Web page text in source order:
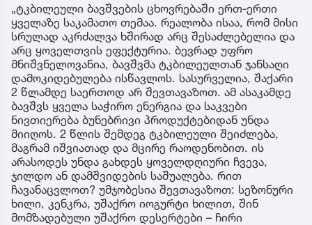
„ტკბილეული ბავშვების ცხოვრებაში ერთ-ერთი
ყველაზე საკამათო თემაა. რეალობა ისაა, რომ მისი
სრულად აკრძალვა ხშირად არც შესაძლებელია და
არც ყოველთვის ეფექტურია. ბევრად უფრო
მნიშვნელოვანია, ბავშვმა ტკბილეულთან ჯანსაღი
დამოკიდებულება ისწავლოს. სასურველია, შაქარი
2 წლამდე საერთოდ არ შევთავაზოთ. ამ ასაკამდე
ბავშვს ყველა საჭირო ენერგია და საკვები
ნივთიერება ბუნებრივი პროდუქტებიდან უნდა
მიიღოს. 2 წლის შემდეგ ტკბილეული შეიძლება,
მაგრამ იშვიათად და მცირე რაოდენობით. ის
არასოდეს უნდა გახდეს ყოველდღიური ჩვევა,
ჯილდო ან დამშვიდების საშუალება. რით
ჩავანაცვლოთ? უმჯობესია შევთავაზოთ: სეზონური
ხილი, კენკრა, უშაქრო იოგურტი ხილით, შინ
მომზადებული უშაქრო დესერტები – ჩირი